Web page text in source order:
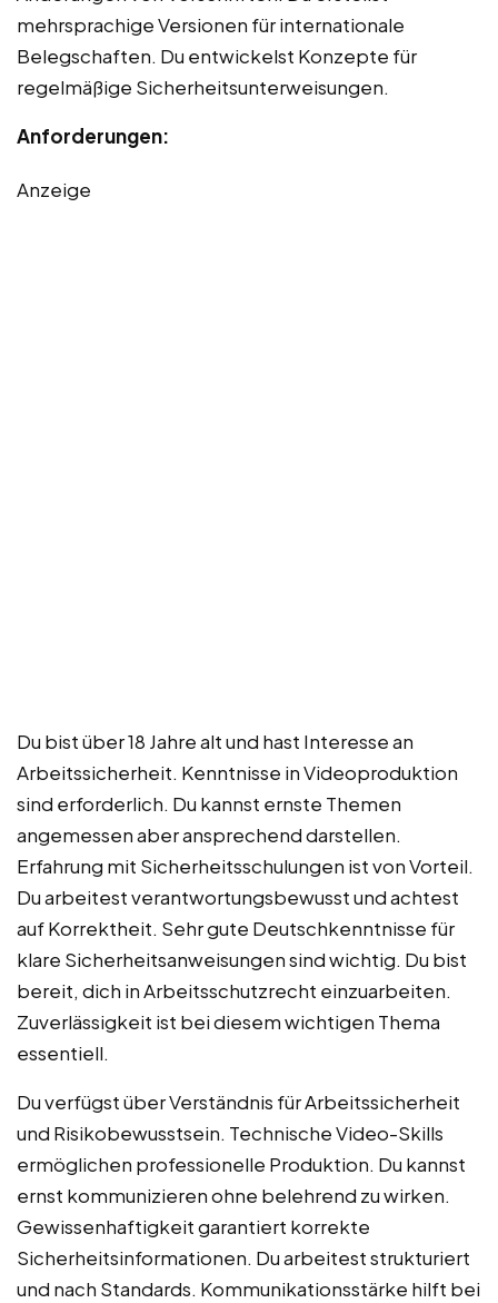
mehrsprachige Versionen für internationale
Belegschaften. Du entwickelst Konzepte für
regelmäßige Sicherheitsunterweisungen.
Anforderungen:
Anzeige
Du bist über 18 Jahre alt und hast Interesse an
Arbeitssicherheit. Kenntnisse in Videoproduktion
sind erforderlich. Du kannst ernste Themen
angemessen aber ansprechend darstellen.
Erfahrung mit Sicherheitsschulungen ist von Vorteil.
Du arbeitest verantwortungsbewusst und achtest
auf Korrektheit. Sehr gute Deutschkenntnisse für
klare Sicherheitsanweisungen sind wichtig. Du bist
bereit, dich in Arbeitsschutzrecht einzuarbeiten.
Zuverlässigkeit ist bei diesem wichtigen Thema
essentiell.
Du verfügst über Verständnis für Arbeitssicherheit
und Risikobewusstsein. Technische Video-Skills
ermöglichen professionelle Produktion. Du kannst
ernst kommunizieren ohne belehrend zu wirken.
Gewissenhaftigkeit garantiert korrekte
Sicherheitsinformationen. Du arbeitest strukturiert
und nach Standards. Kommunikationsstärke hilft bei